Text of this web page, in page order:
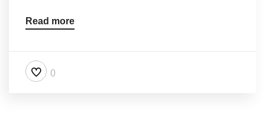
Read more
0